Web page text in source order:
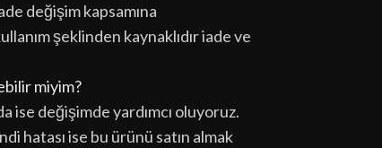
değişim kapsamına
şeklinden kaynaklıdır iade ve
miyim?
ise değişimde yardımcı oluyoruz.
hatası ise bu ürünü satın almak